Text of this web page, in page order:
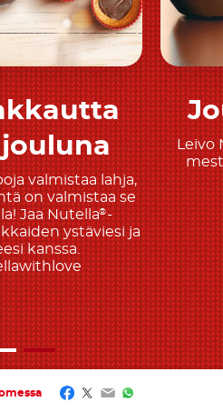
tarkemmin
valmistaa lahja,
on valmistaa se
Jaa Nutella®-
ystäviesi ja
kanssa.
Leivo
Facebook
Twitter
EmailWhatsApp